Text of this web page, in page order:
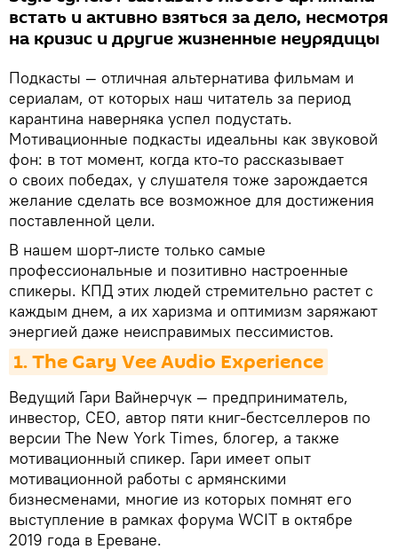
встать и активно взяться за дело, несмотря
на кризис и другие жизненные неурядицы
Подкасты — отличная альтернатива фильмам и
сериалам, от которых наш читатель за период
карантина наверняка успел подустать.
Мотивационные подкасты идеальны как звуковой
фон: в тот момент, когда кто-то рассказывает
о своих победах, у слушателя тоже зарождается
желание сделать все возможное для достижения
поставленной цели.
В нашем шорт-листе только самые
профессиональные и позитивно настроенные
спикеры. КПД этих людей стремительно растет с
каждым днем, а их харизма и оптимизм заряжают
энергией даже неисправимых пессимистов.
1. The Gary Vee Audio Experience
Ведущий Гари Вайнерчук — предприниматель,
инвестор, CEO, автор пяти книг-бестселлеров по
версии The New York Times, блогер, а также
мотивационный спикер. Гари имеет опыт
мотивационной работы с армянскими
бизнесменами, многие из которых помнят его
выступление в рамках форума WCIT в октябре
2019 года в Ереване.